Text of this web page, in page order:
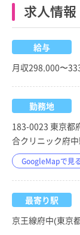
求人情報
給与
月収298,000〜
勤務地
183-0023 東京都
合クリニック府
GoogleMapで見
最寄り駅
京王線府中(東京